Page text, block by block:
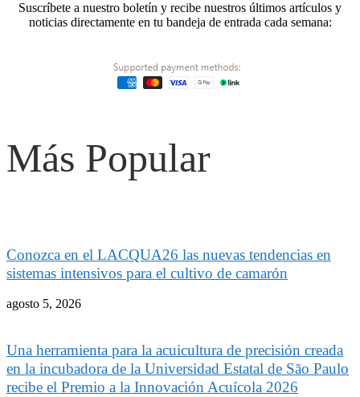
Suscríbete a nuestro boletín y recibe nuestros últimos artículos y
noticias directamente en tu bandeja de entrada cada semana:
Más Popular
Conozca en el LACQUA26 las nuevas tendencias en
sistemas intensivos para el cultivo de camarón
agosto 5, 2026
Una herramienta para la acuicultura de precisión creada
en la incubadora de la Universidad Estatal de São Paulo
recibe el Premio a la Innovación Acuícola 2026